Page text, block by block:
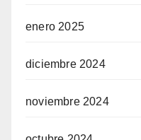
enero 2025
diciembre 2024
noviembre 2024